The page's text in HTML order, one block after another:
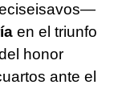
en el triunfo
honor
ante el